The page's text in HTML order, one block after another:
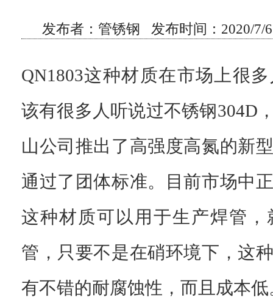
发布者：管锈钢 发布时间：2020/7/
QN1803这种材质在市场上很
该有很多人听说过不锈钢304D
山公司推出了高强度高氮的新
通过了团体标准。目前市场中
这种材质可以用于生产焊管，
管，只要不是在硝环境下，这
有不错的耐腐蚀性，而且成本低